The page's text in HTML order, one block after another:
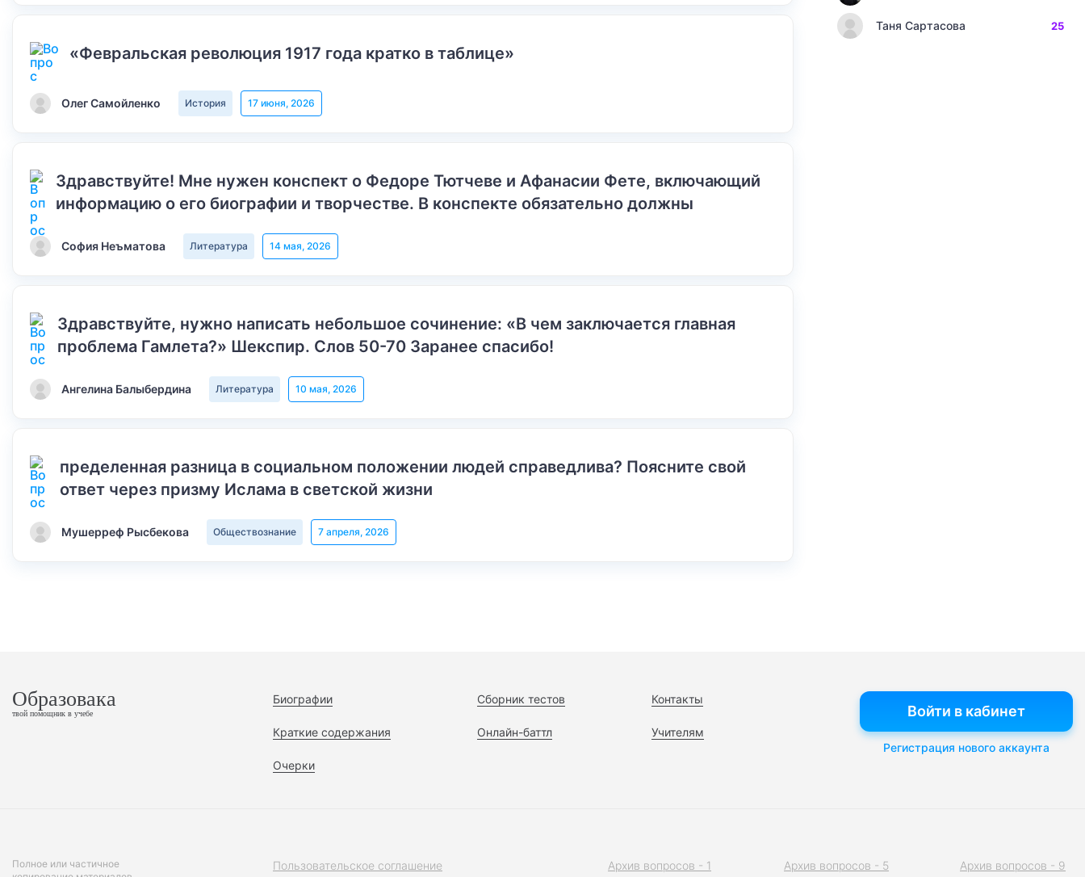
«Февральская революция 1917 года кратко в таблице»
Олег Самойленко История 17 июня, 2026
Здравствуйте! Мне нужен конспект о Федоре Тютчеве и Афанасии Фете, включающий
информацию о его биографии и творчестве. В конспекте обязательно должны
София Неъматова Литература 14 мая, 2026
Здравствуйте, нужно написать небольшое сочинение: «В чем заключается главная
проблема Гамлета?» Шекспир. Слов 50-70 Заранее спасибо!
Ангелина Балыбердина Литература 10 мая, 2026
пределенная разница в социальном положении людей справедлива? Поясните свой
ответ через призму Ислама в светской жизни
Мушерреф Рысбекова Обществознание 7 апреля, 2026
Таня Сартасова 25
Образовака
твой помощник в учебе
Биографии
Краткие содержания
Очерки
Сборник тестов
Онлайн-баттл
Контакты
Учителям
Войти в кабинет
Регистрация нового аккаунта
Полное или частичное
Пользовательское соглашение Архив вопросов - 1 Архив вопросов - 5 Архив вопросов - 9